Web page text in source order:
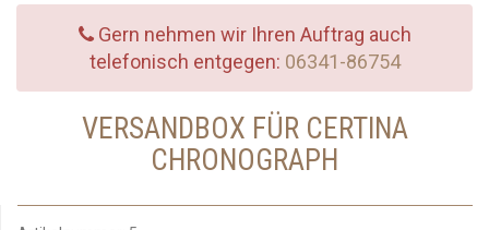
Gern nehmen wir Ihren Auftrag auch
telefonisch entgegen: 06341-86754
VERSANDBOX FÜR CERTINA
CHRONOGRAPH